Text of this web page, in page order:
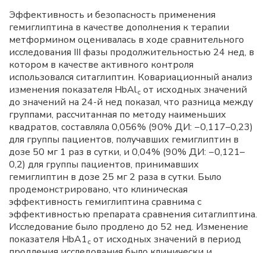
Эффективность и безопасность применения
гемиглиптина в качестве дополнения к терапии
метформином оценивалась в ходе сравнительного
исследования III фазы продолжительностью 24 нед, в
котором в качестве активного контроля
использовался ситаглиптин. Ковариационный анализ
изменения показателя HbAlc от исходных значений
до значений на 24-й нед показал, что разница между
группами, рассчитанная по методу наименьших
квадратов, составляла 0,056% (90% ДИ: −0,117–0,23)
для группы пациентов, получавших гемиглиптин в
дозе 50 мг 1 раз в сутки, и 0,04% (90% ДИ: −0,121–
0,2) для группы пациентов, принимавших
гемиглиптин в дозе 25 мг 2 раза в сутки. Было
продемонстрировано, что клиническая
эффективность гемиглиптина сравнима с
эффективностью препарата сравнения ситаглиптина.
Исследование было продлено до 52 нед. Изменение
показателя HbA1c от исходных значений в период